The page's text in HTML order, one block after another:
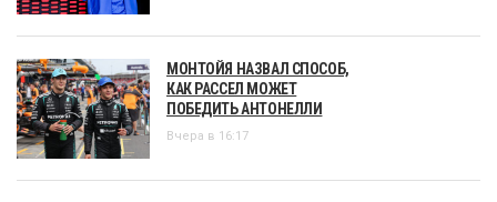
МОНТОЙЯ НАЗВАЛ СПОСОБ,
КАК РАССЕЛ МОЖЕТ
ПОБЕДИТЬ АНТОНЕЛЛИ
Вчера в 16:17